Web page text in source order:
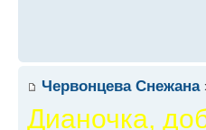
Червонцева Снежана
Дианочка,